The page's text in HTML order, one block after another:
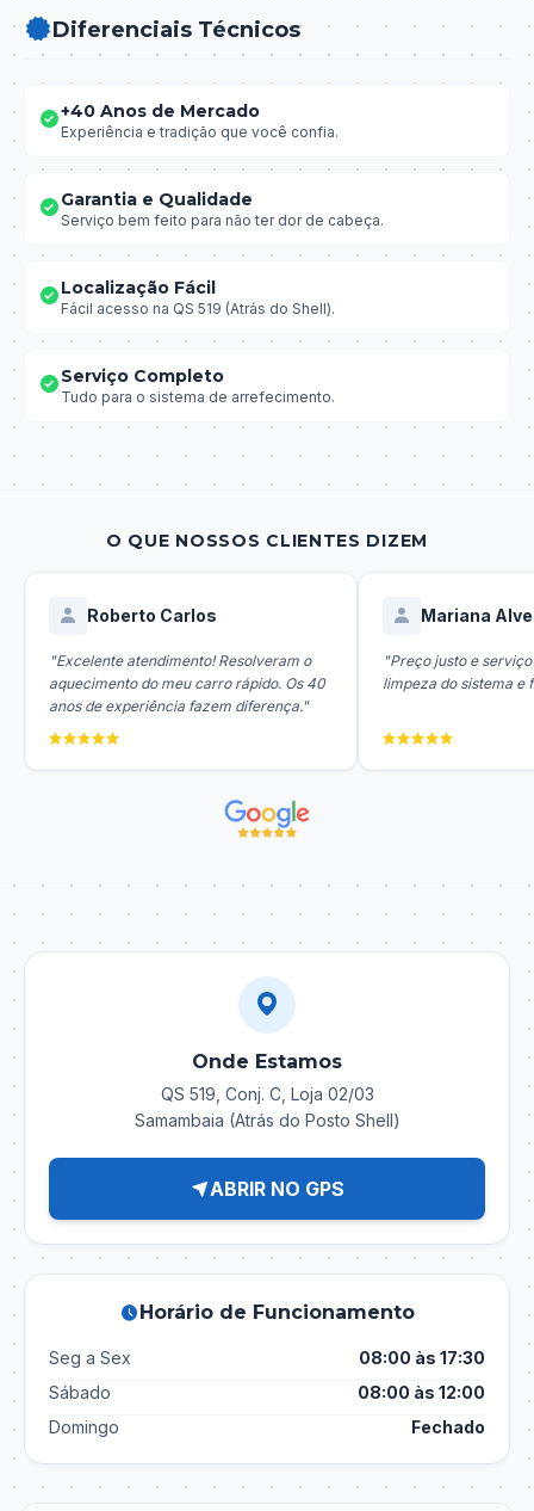
Diferenciais Técnicos
+40 Anos de Mercado
Experiência e tradição que você confia.
Garantia e Qualidade
Serviço bem feito para não ter dor de cabeça.
Localização Fácil
Fácil acesso na QS 519 (Atrás do Shell).
Serviço Completo
Tudo para o sistema de arrefecimento.
O QUE NOSSOS CLIENTES DIZEM
Roberto Carlos
"Excelente atendimento! Resolveram o
aquecimento do meu carro rápido. Os 40
anos de experiência fazem diferença."
Mariana
"Preço justo e
limpeza do sistema e
Onde Estamos
QS 519, Conj. C, Loja 02/03
Samambaia (Atrás do Posto Shell)
ABRIR NO GPS
Horário de Funcionamento
Seg a Sex
08:00 às 17:30
Sábado
08:00 às 12:00
Domingo
Fechado